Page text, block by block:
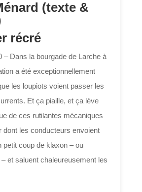
(texte &
récré
– Dans la bourgade de Larche à
a été exceptionnellement
les loupiots voient passer les
Et ça piaille, et ça lève
de ces rutilantes mécaniques
dont les conducteurs envoient
petit coup de klaxon – ou
– et saluent chaleureusement les